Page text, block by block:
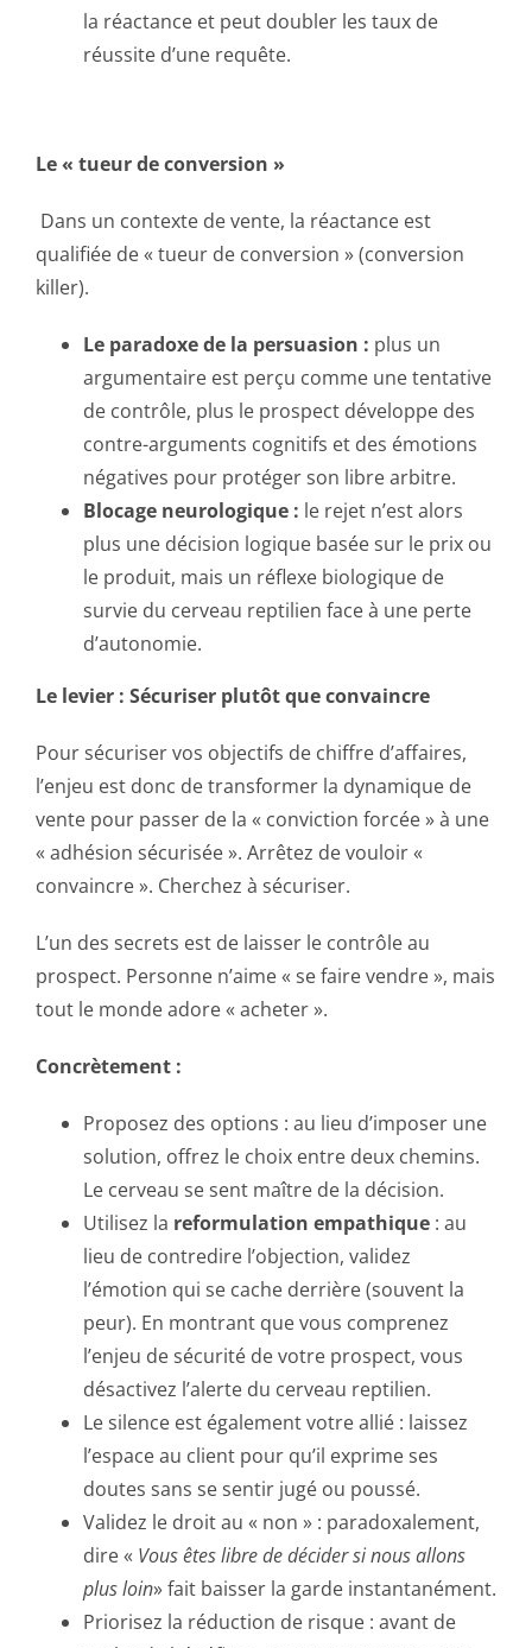
la réactance et peut doubler les taux de
réussite d’une requête.
Le « tueur de conversion »
Dans un contexte de vente, la réactance est
qualifiée de « tueur de conversion » (conversion
killer).
Le paradoxe de la persuasion : plus un
argumentaire est perçu comme une tentative
de contrôle, plus le prospect développe des
contre-arguments cognitifs et des émotions
négatives pour protéger son libre arbitre.
Blocage neurologique : le rejet n’est alors
plus une décision logique basée sur le prix ou
le produit, mais un réflexe biologique de
survie du cerveau reptilien face à une perte
d’autonomie.
Le levier : Sécuriser plutôt que convaincre
Pour sécuriser vos objectifs de chiffre d’affaires,
l’enjeu est donc de transformer la dynamique de
vente pour passer de la « conviction forcée » à une
« adhésion sécurisée ». Arrêtez de vouloir «
convaincre ». Cherchez à sécuriser.
L’un des secrets est de laisser le contrôle au
prospect. Personne n’aime « se faire vendre », mais
tout le monde adore « acheter ».
Concrètement :
Proposez des options : au lieu d’imposer une
solution, offrez le choix entre deux chemins.
Le cerveau se sent maître de la décision.
Utilisez la reformulation empathique : au
lieu de contredire l’objection, validez
l’émotion qui se cache derrière (souvent la
peur). En montrant que vous comprenez
l’enjeu de sécurité de votre prospect, vous
désactivez l’alerte du cerveau reptilien.
Le silence est également votre allié : laissez
l’espace au client pour qu’il exprime ses
doutes sans se sentir jugé ou poussé.
Validez le droit au « non » : paradoxalement,
dire « Vous êtes libre de décider si nous allons
plus loin» fait baisser la garde instantanément.
Priorisez la réduction de risque : avant de